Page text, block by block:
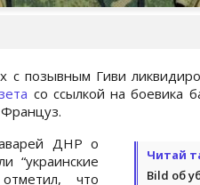
с позывным Гиви
со ссылкой на боевика
Читай
Bild об
ДНР о
“украинские
что